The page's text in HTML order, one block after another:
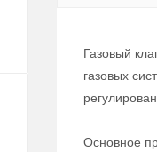
Газовый
газовых
Основное